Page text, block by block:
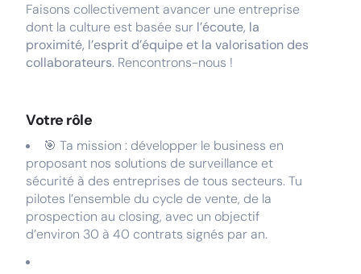
Faisons collectivement avancer une entreprise
dont la culture est basée sur l’écoute, la
proximité, l’esprit d’équipe et la valorisation des
collaborateurs. Rencontrons-nous !
Votre rôle
🎯 Ta mission : développer le business en
proposant nos solutions de surveillance et
sécurité à des entreprises de tous secteurs. Tu
pilotes l’ensemble du cycle de vente, de la
prospection au closing, avec un objectif
d’environ 30 à 40 contrats signés par an.